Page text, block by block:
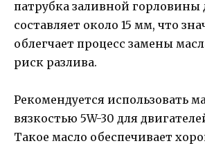
патрубка заливной горловины
составляет около 15 мм, что
облегчает процесс замены
риск разлива.
Рекомендуется использовать
вязкостью 5W-30 для
Такое масло обеспечивает